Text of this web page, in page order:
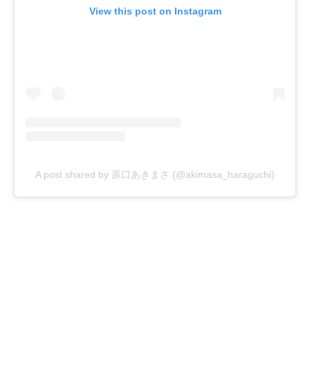
View this post on Instagram
A post shared by 原口あきまさ (@akimasa_haraguchi)